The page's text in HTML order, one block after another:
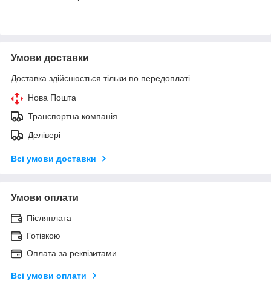
Умови доставки
Доставка здійснюється тільки по передоплаті.
Нова Пошта
Транспортна компанія
Делівері
Всі умови доставки
Умови оплати
Післяплата
Готівкою
Оплата за реквізитами
Всі умови оплати